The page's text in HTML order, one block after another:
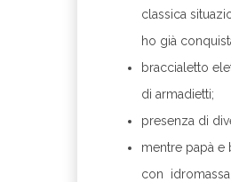
classica
ho già
braccialetto
di armadietti;
presenza di
mentre papà e
con